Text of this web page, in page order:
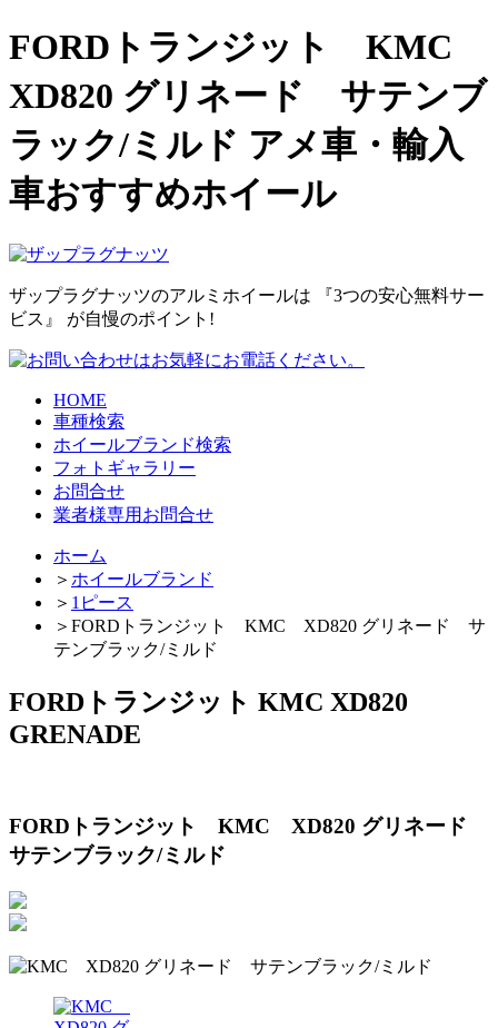
FORDトランジット KMC
XD820 グリネード サテンブ
ラック/ミルド アメ車・輸入
車おすすめホイール
ザップラグナッツのアルミホイールは
『3つの安心無料サー
ビス』 が自慢のポイント!
HOME
車種検索
ホイールブランド検索
フォトギャラリー
お問合せ
業者様専用お問合せ
ホーム
＞ ホイールブランド
＞ 1ピース
＞ FORDトランジット KMC XD820 グリネード サ
テンブラック/ミルド
FORDトランジット KMC XD820
GRENADE
FORDトランジット KMC XD820 グリネード
サテンブラック/ミルド